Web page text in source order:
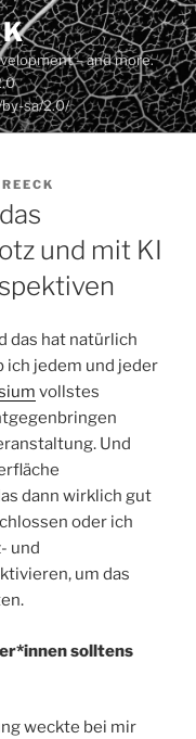
– and more.
sa/2.0/
und mit KI
das hat natürlich
ich jedem und jeder
vollstes
Und
dann wirklich gut
oder ich
und
um das
solltens
weckte bei mir